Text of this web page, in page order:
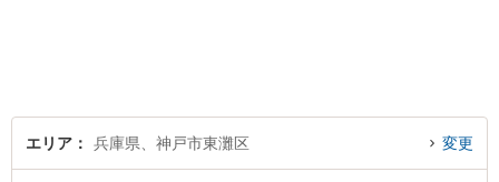
エリア 兵庫県、神戸市東灘区 変更